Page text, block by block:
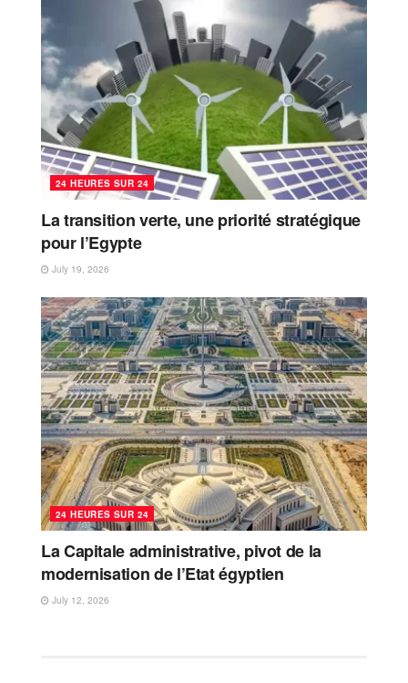
24 HEURES SUR 24
La transition verte, une priorité stratégique
pour l’Egypte
July 19, 2026
24 HEURES SUR 24
La Capitale administrative, pivot de la
modernisation de l’Etat égyptien
July 12, 2026